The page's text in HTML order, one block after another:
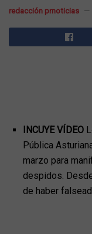
redacción prnoticias
INCUYE VÍDEO
Pública
marzo para
despidos.
de haber